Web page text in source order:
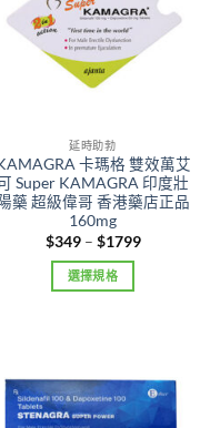
options
may
be
chosen
product
page
延時助勃
卡瑪格 雙效萬艾
Super KAMAGRA 印度壯
陽藥 超級偉哥 香港藥店正品
160mg
$349 – $1799Price
選擇規格
variants.
The